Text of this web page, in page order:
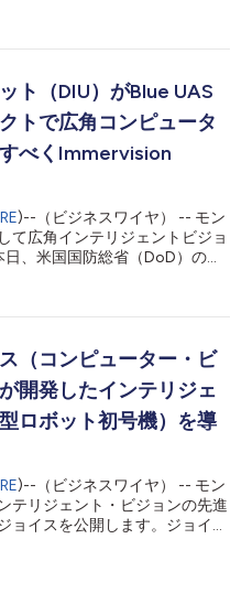
性について特許審査部
は、引用された先行技術の参
はないという裁決を全会一致で
ル・ニニ社長兼最高経営責任
「Immervisionは過去20年間に
ンシング、複数の業界への導入
の知的財産と特許ポートフ
であり、防御対象となります。
中のライセンシーを保護できる
す。」...
ト（DIU）がBlue UAS
トで広角コンピュータ
べくImmervision
)--（ビジネスワイヤ） -- モン
て広角インテリジェントビジョ
、米国国防総省（DoD）の部
は、Blue UAS フレームワーク
ュータービジョンカメラを開
・防衛アプリケーション向け
相互運用性を備えたUASドロ
の業務担当エグゼク
商務責任者（CCO）を務める
に述べています。「国防イノ
自律飛行するドローンに最適化
ンピュータービジョンカメラを
（コンピューター・ビ
開発したインテリジェ
ロボット初号機）を導
)--（ビジネスワイヤ） -- モン
テリジェント・ビジョンの先進
ョイスを公開します。ジョイス